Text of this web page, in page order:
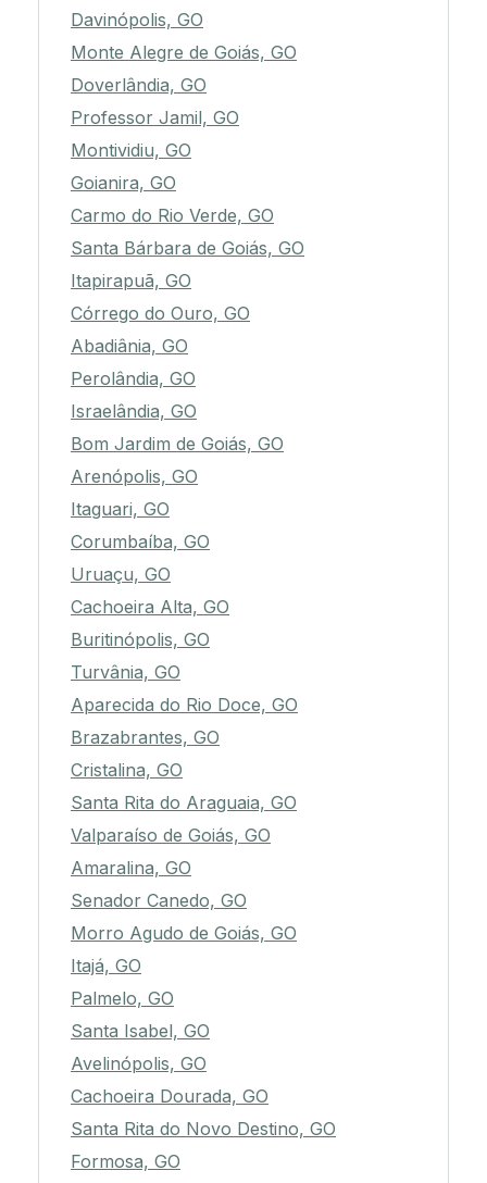
Davinópolis, GO
Monte Alegre de Goiás, GO
Doverlândia, GO
Professor Jamil, GO
Montividiu, GO
Goianira, GO
Carmo do Rio Verde, GO
Santa Bárbara de Goiás, GO
Itapirapuã, GO
Córrego do Ouro, GO
Abadiânia, GO
Perolândia, GO
Israelândia, GO
Bom Jardim de Goiás, GO
Arenópolis, GO
Itaguari, GO
Corumbaíba, GO
Uruaçu, GO
Cachoeira Alta, GO
Buritinópolis, GO
Turvânia, GO
Aparecida do Rio Doce, GO
Brazabrantes, GO
Cristalina, GO
Santa Rita do Araguaia, GO
Valparaíso de Goiás, GO
Amaralina, GO
Senador Canedo, GO
Morro Agudo de Goiás, GO
Itajá, GO
Palmelo, GO
Santa Isabel, GO
Avelinópolis, GO
Cachoeira Dourada, GO
Santa Rita do Novo Destino, GO
Formosa, GO